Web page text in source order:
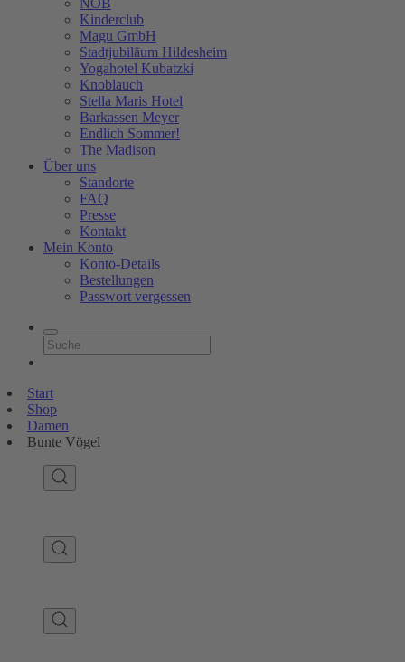
NOB
Kinderclub
Magu GmbH
Stadtjubiläum Hildesheim
Yogahotel Kubatzki
Knoblauch
Stella Maris Hotel
Barkassen Meyer
Endlich Sommer!
The Madison
Über uns
Standorte
FAQ
Presse
Kontakt
Mein Konto
Konto-Details
Bestellungen
Passwort vergessen
Start
Shop
Damen
Bunte Vögel